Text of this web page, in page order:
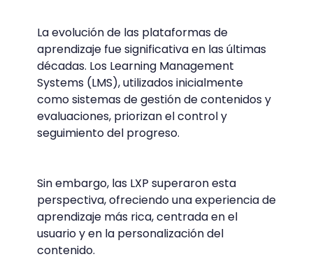
La evolución de las plataformas de
aprendizaje fue significativa en las últimas
décadas. Los Learning Management
Systems (LMS), utilizados inicialmente
como sistemas de gestión de contenidos y
evaluaciones, priorizan el control y
seguimiento del progreso.
Sin embargo, las LXP superaron esta
perspectiva, ofreciendo una experiencia de
aprendizaje más rica, centrada en el
usuario y en la personalización del
contenido.